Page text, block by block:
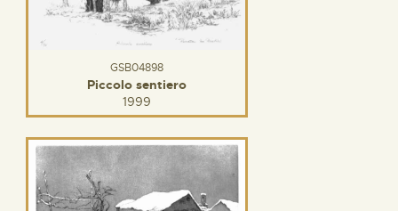
GSB04898
Piccolo sentiero
1999